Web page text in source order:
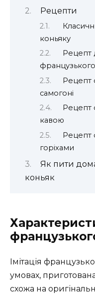
Рецепти
коньяку
Рецепт
Рецепт
самогоні
Рецепт
кавою
Рецепт
горіхами
Як пити
коньяк
Імітація
умовах,
схожа на